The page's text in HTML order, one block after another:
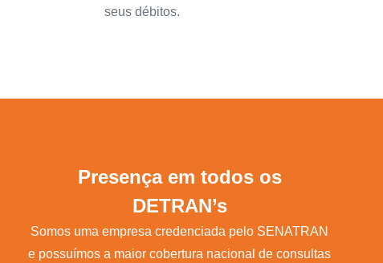
seus débitos.
Presença em todos os
DETRAN’s
Somos uma empresa credenciada pelo SENATRAN
e possuímos a maior cobertura nacional de consultas